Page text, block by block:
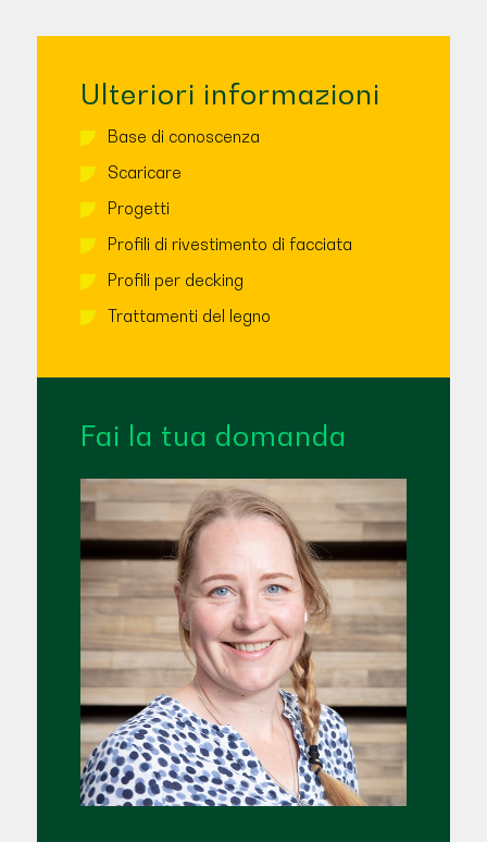
Ulteriori informazioni
Base di conoscenza
Scaricare
Progetti
Profili di rivestimento di facciata
Profili per decking
Trattamenti del legno
Fai la tua domanda